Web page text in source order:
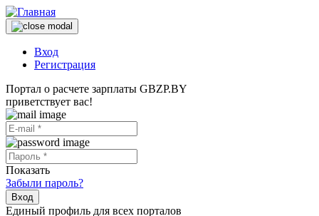
Вход
Регистрация
Портал о расчете зарплаты GBZP.BY
приветствует вас!
Показать
Забыли пароль?
Вход
Единый профиль для всех порталов